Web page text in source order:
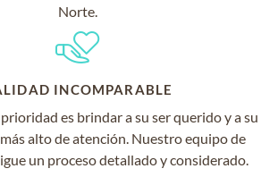
Norte.
INCOMPARABLE
es brindar a su ser querido y a su
alto de atención. Nuestro equipo de
un proceso detallado y considerado.